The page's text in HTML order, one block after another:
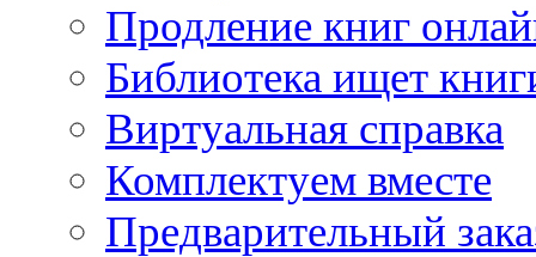
Продление книг
Библиотека ищет
Виртуальная справка
Комплектуем вместе
Предварительный